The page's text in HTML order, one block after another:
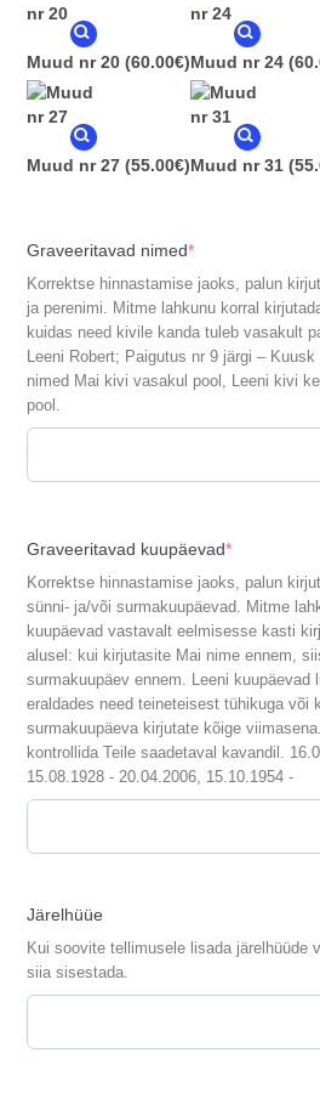
Muud nr 20 (60.00€)Muud nr 24
Muud nr 27 (55.00€)Muud nr 31
Graveeritavad nimed*(required)
Korrektse hinnastamise jaoks, palun
ja perenimi. Mitme lahkunu korral
kuidas need kivile kanda tuleb vasakult
Leeni Robert; Paigutus nr 9 järgi –
nimed Mai kivi vasakul pool, Leeni kivi
pool.
Graveeritavad kuupäevad*(required)
Korrektse hinnastamise jaoks, palun
sünni- ja/või surmakuupäevad. Mitme
kuupäevad vastavalt eelmisesse kasti
alusel: kui kirjutasite Mai nime ennem,
surmakuupäev ennem. Leeni kuupäevad
eraldades need teineteisest tühikuga või
surmakuupäeva kirjutate kõige
kontrollida Teile saadetaval kavandil.
15.08.1928 - 20.04.2006, 15.10.1954 -
Järelhüüe
Kui soovite tellimusele lisada järelhüüde
siia sisestada.